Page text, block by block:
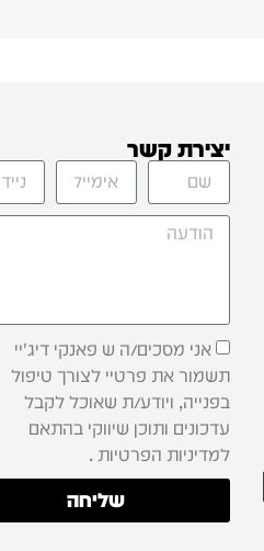
יצירת קשר
אני מסכים/ה ש פאנקי דיג'יי
תשמור את פרטיי לצורך טיפול
בפנייה, ויודע/ת שאוכל לקבל
עדכונים ותוכן שיווקי בהתאם
למדיניות הפרטיות .
שליחה